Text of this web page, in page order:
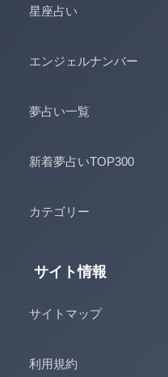
星座占い
エンジェルナンバー
夢占い一覧
新着夢占いTOP300
カテゴリー
サイト情報
サイトマップ
利用規約